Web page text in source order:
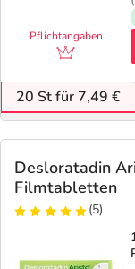
Pflichtangaben
20 St für 7,49 €
Desloratadin
Filmtabletten
(5)